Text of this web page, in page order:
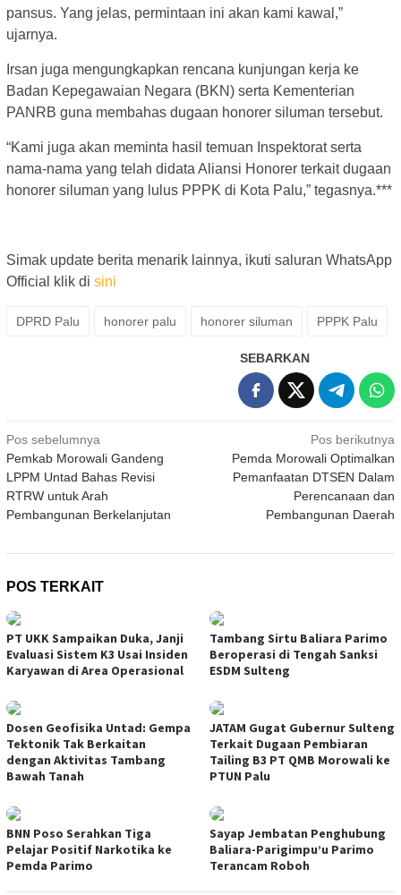
pansus. Yang jelas, permintaan ini akan kami kawal,”
ujarnya.
Irsan juga mengungkapkan rencana kunjungan kerja ke
Badan Kepegawaian Negara (BKN) serta Kementerian
PANRB guna membahas dugaan honorer siluman tersebut.
“Kami juga akan meminta hasil temuan Inspektorat serta
nama-nama yang telah didata Aliansi Honorer terkait dugaan
honorer siluman yang lulus PPPK di Kota Palu,” tegasnya.***
Simak update berita menarik lainnya, ikuti saluran WhatsApp
Official klik di sini
DPRD Palu honorer palu honorer siluman PPPK Palu
SEBARKAN
Navigasi
pos
Pos sebelumnya
Pemkab Morowali Gandeng
LPPM Untad Bahas Revisi
RTRW untuk Arah
Pembangunan Berkelanjutan
Pos berikutnya
Pemda Morowali Optimalkan
Pemanfaatan DTSEN Dalam
Perencanaan dan
Pembangunan Daerah
POS TERKAIT
PT UKK Sampaikan Duka, Janji
Evaluasi Sistem K3 Usai Insiden
Karyawan di Area Operasional
Tambang Sirtu Baliara Parimo
Beroperasi di Tengah Sanksi
ESDM Sulteng
Dosen Geofisika Untad: Gempa
Tektonik Tak Berkaitan
dengan Aktivitas Tambang
Bawah Tanah
JATAM Gugat Gubernur Sulteng
Terkait Dugaan Pembiaran
Tailing B3 PT QMB Morowali ke
PTUN Palu
BNN Poso Serahkan Tiga
Pelajar Positif Narkotika ke
Pemda Parimo
Sayap Jembatan Penghubung
Baliara-Parigimpu’u Parimo
Terancam Roboh